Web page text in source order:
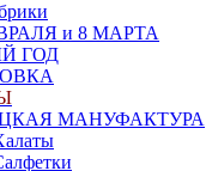
и 8 МАРТА
ГОД
МАНУФАКТУРА